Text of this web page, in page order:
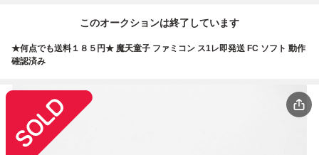
このオークションは終了しています
★何点でも送料１８５円★ 魔天童子 ファミコン ス1レ即発送 FC ソフト 動作
確認済み